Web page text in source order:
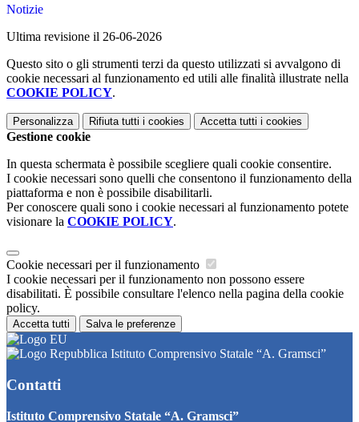
Notizie
Ultima revisione il 26-06-2026
Questo sito o gli strumenti terzi da questo utilizzati si avvalgono di
cookie necessari al funzionamento ed utili alle finalità illustrate nella
COOKIE POLICY.
Personalizza Rifiuta tutti i cookies Accetta tutti i cookies
Gestione cookie
In questa schermata è possibile scegliere quali cookie consentire.
I cookie necessari sono quelli che consentono il funzionamento della
piattaforma e non è possibile disabilitarli.
Per conoscere quali sono i cookie necessari al funzionamento potete
visionare la COOKIE POLICY.
Cookie necessari per il funzionamento
I cookie necessari per il funzionamento non possono essere
disabilitati. È possibile consultare l'elenco nella pagina della cookie
policy.
Accetta tutti Salva le preferenze
Istituto Comprensivo Statale “A. Gramsci”
Contatti
Istituto Comprensivo Statale “A. Gramsci”